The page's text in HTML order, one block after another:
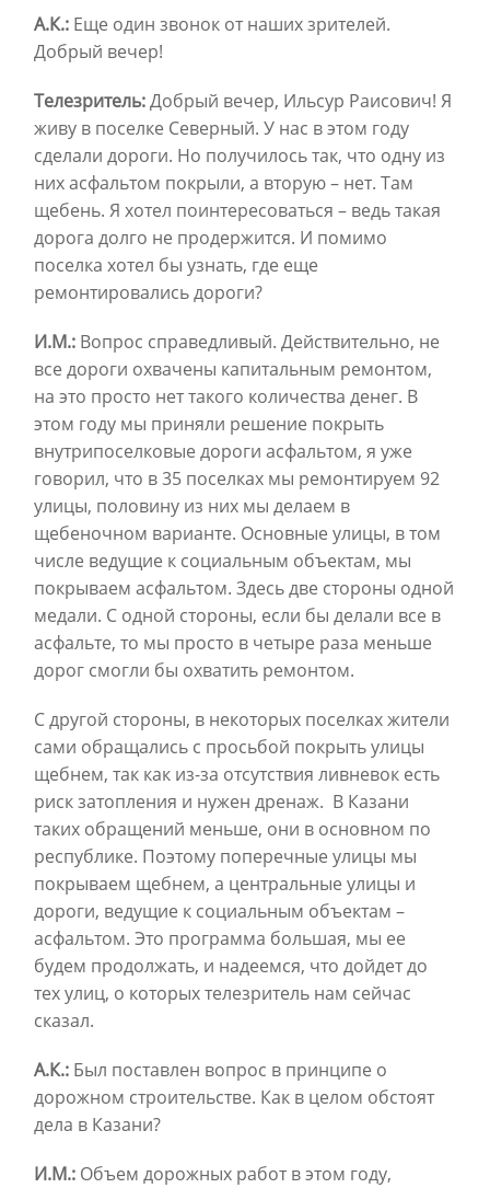
А.К.: Еще один звонок от наших зрителей.
Добрый вечер!
Телезритель:Добрый вечер, Ильсур Раисович! Я
живу в поселке Северный. У нас в этом году
сделали дороги. Но получилось так, что одну из
них асфальтом покрыли, а вторую – нет. Там
щебень. Я хотел поинтересоваться – ведь такая
дорога долго не продержится. И помимо
поселка хотел бы узнать, где еще
ремонтировались дороги?
И.М.: Вопрос справедливый. Действительно, не
все дороги охвачены капитальным ремонтом,
на это просто нет такого количества денег. В
этом году мы приняли решение покрыть
внутрипоселковые дороги асфальтом, я уже
говорил, что в 35 поселках мы ремонтируем 92
улицы, половину из них мы делаем в
щебеночном варианте. Основные улицы, в том
числе ведущие к социальным объектам, мы
покрываем асфальтом. Здесь две стороны одной
медали. С одной стороны, если бы делали все в
асфальте, то мы просто в четыре раза меньше
дорог смогли бы охватить ремонтом.
С другой стороны, в некоторых поселках жители
сами обращались с просьбой покрыть улицы
щебнем, так как из-за отсутствия ливневок есть
риск затопления и нужен дренаж. В Казани
таких обращений меньше, они в основном по
республике. Поэтому поперечные улицы мы
покрываем щебнем, а центральные улицы и
дороги, ведущие к социальным объектам –
асфальтом. Это программа большая, мы ее
будем продолжать, и надеемся, что дойдет до
тех улиц, о которых телезритель нам сейчас
сказал.
А.К.: Был поставлен вопрос в принципе о
дорожном строительстве. Как в целом обстоят
дела в Казани?
И.М.: Объем дорожных работ в этом году,